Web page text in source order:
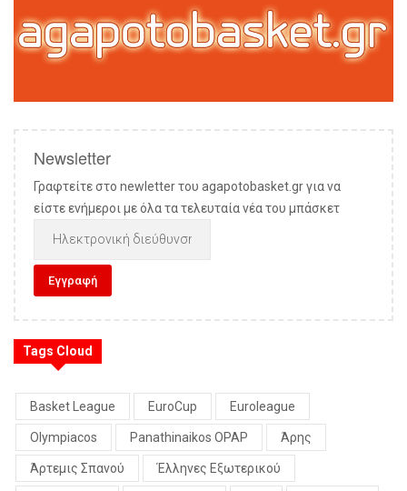
Newsletter
Γραφτείτε στο newletter του agapotobasket.gr για να
είστε ενήμεροι με όλα τα τελευταία νέα του μπάσκετ
Tags Cloud
Basket League EuroCup Euroleague
Olympiacos Panathinaikos OPAP Άρης
Άρτεμις Σπανού Έλληνες Εξωτερικού